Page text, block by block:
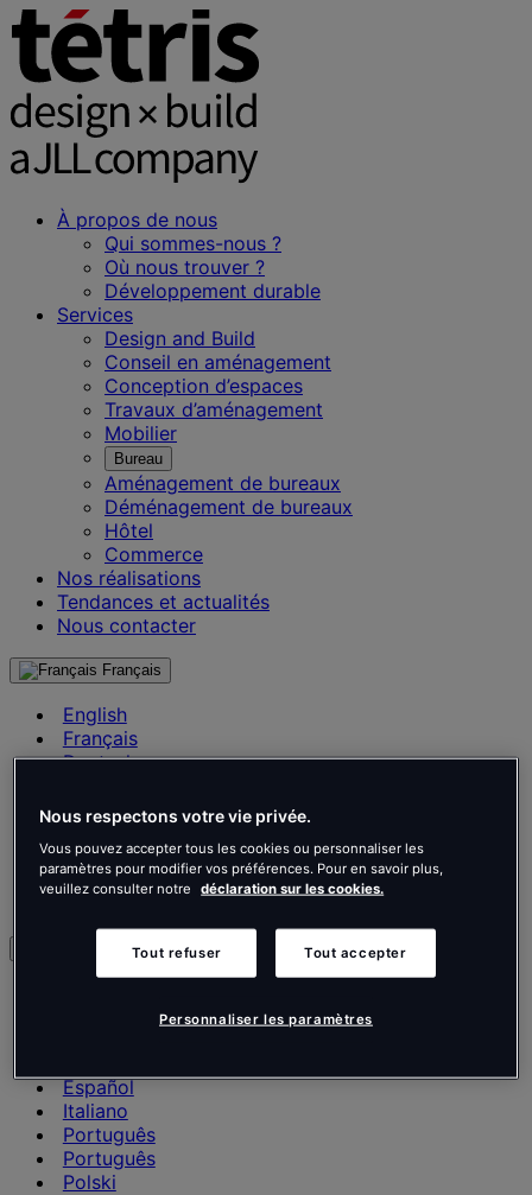
À propos de nous
Qui sommes-nous ?
Où nous trouver ?
Développement durable
Services
Design and Build
Conseil en aménagement
Conception d’espaces
Travaux d’aménagement
Mobilier
Bureau
Aménagement de bureaux
Déménagement de bureaux
Hôtel
Commerce
Nos réalisations
Tendances et actualités
Nous contacter
Français
English
Français
Deutsch
Español
Italiano
Português
Português
Español
Italiano
Português
Português
Polski
Nous respectons votre vie privée.
Vous pouvez accepter tous les cookies ou personnaliser les
paramètres pour modifier vos préférences. Pour en savoir plus,
veuillez consulter notre
déclaration sur les cookies.
Tout refuser Tout accepter
Personnaliser les paramètres